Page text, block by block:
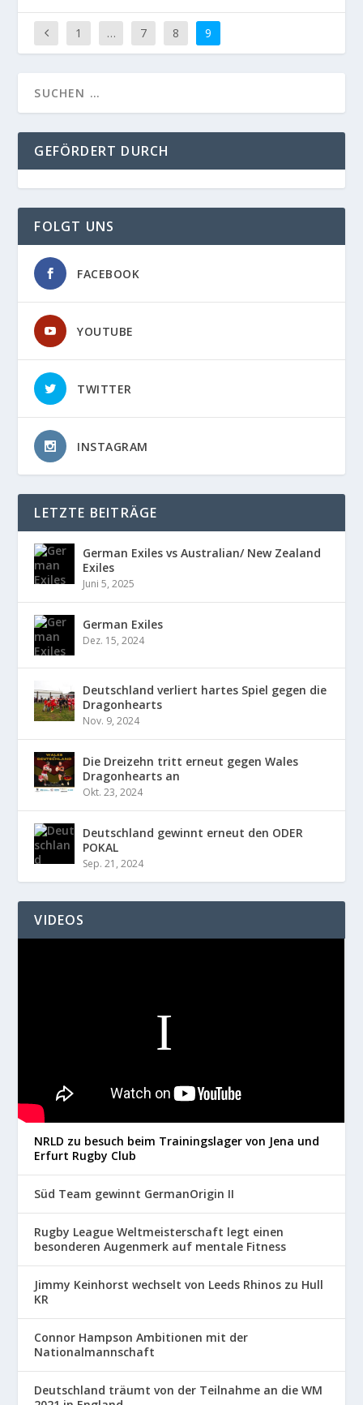
1 … 7 8 9
GEFÖRDERT DURCH
FOLGT UNS
FACEBOOK
YOUTUBE
TWITTER
INSTAGRAM
LETZTE BEITRÄGE
German Exiles vs Australian/ New Zealand
Exiles
Juni 5, 2025
German Exiles
Dez. 15, 2024
Deutschland verliert hartes Spiel gegen die
Dragonhearts
Nov. 9, 2024
Die Dreizehn tritt erneut gegen Wales
Dragonhearts an
Okt. 23, 2024
Deutschland gewinnt erneut den ODER
POKAL
Sep. 21, 2024
VIDEOS
NRLD zu besuch beim Trainingslager von Jena und
Erfurt Rugby Club
Süd Team gewinnt GermanOrigin II
Rugby League Weltmeisterschaft legt einen
besonderen Augenmerk auf mentale Fitness
Jimmy Keinhorst wechselt von Leeds Rhinos zu Hull
KR
Connor Hampson Ambitionen mit der
Nationalmannschaft
Deutschland träumt von der Teilnahme an die WM